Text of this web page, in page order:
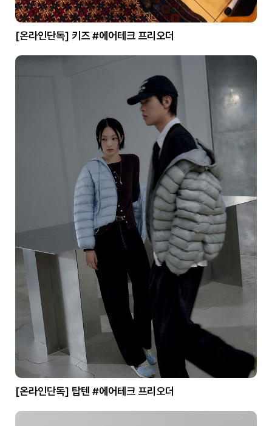
[온라인단독] 키즈 #에어테크 프리오더
[온라인단독] 탑텐 #에어테크 프리오더